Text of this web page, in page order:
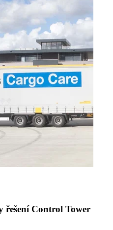
řešení Control Tower